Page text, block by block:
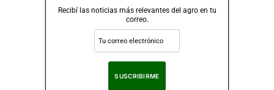
Recibí las noticias más relevantes del agro en tu
correo.